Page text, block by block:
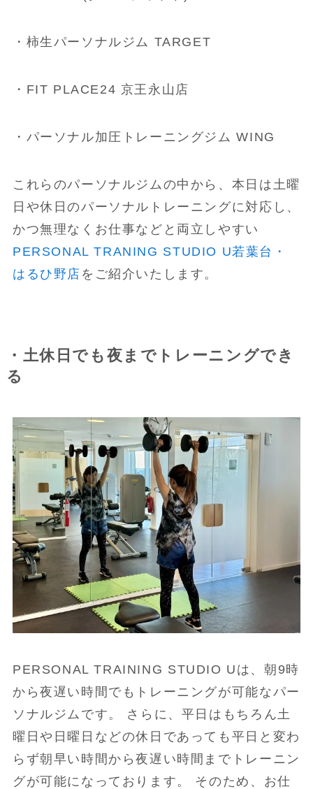
・柿生パーソナルジム TARGET
・FIT PLACE24 京王永山店
・パーソナル加圧トレーニングジム WING
これらのパーソナルジムの中から、本日は土曜
日や休日のパーソナルトレーニングに対応し、
かつ無理なくお仕事などと両立しやすい
PERSONAL TRANING STUDIO U若葉台・
はるひ野店 をご紹介いたします。
・土休日でも夜までトレーニングでき
る
PERSONAL TRAINING STUDIO Uは、朝9時
から夜遅い時間でもトレーニングが可能なパー
ソナルジムです。 さらに、平日はもちろん土
曜日や日曜日などの休日であっても平日と変わ
らず朝早い時間から夜遅い時間までトレーニン
グが可能になっております。 そのため、お仕